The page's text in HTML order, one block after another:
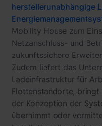
herstellerunabhängige
Mobility House zum
Netzanschluss- und
zukunftssichere
Zudem liefert das
Ladeinfrastruktur für
Flottenstandorte, bringt
der Konzeption der
übernimmt oder